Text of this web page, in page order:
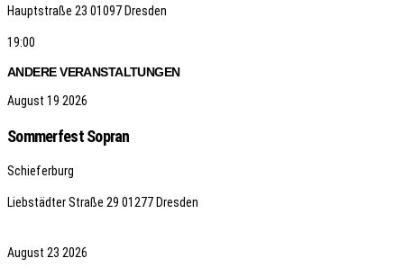
Hauptstraße 23 01097 Dresden
19:00
ANDERE VERANSTALTUNGEN
August 19 2026
Sommerfest Sopran
Schieferburg
Liebstädter Straße 29 01277 Dresden
August 23 2026